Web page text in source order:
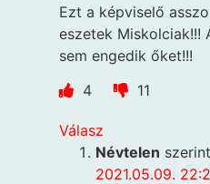
Ezt a képviselő
eszetek Miskolciak!!!
sem engedik őket!!!
4
11
Válasz
Névtelen
2021.05.09.